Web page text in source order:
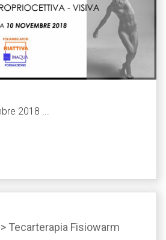
2018 ...
Tecarterapia Fisiowarm